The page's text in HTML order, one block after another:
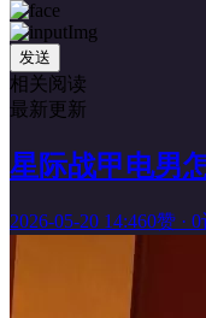
发送
相关阅读
最新更新
星际战甲电男
2026-05-20 14:460赞 · 0